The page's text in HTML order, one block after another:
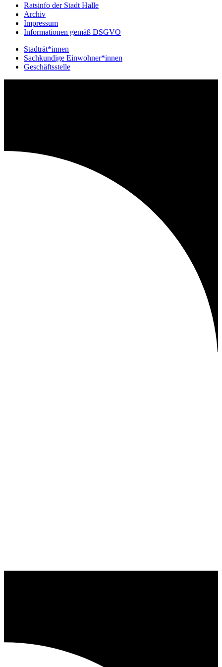
Ratsinfo der Stadt Halle
Archiv
Impressum
Informationen gemäß DSGVO
Stadträt*innen
Sachkundige Einwohner*innen
Geschäftsstelle